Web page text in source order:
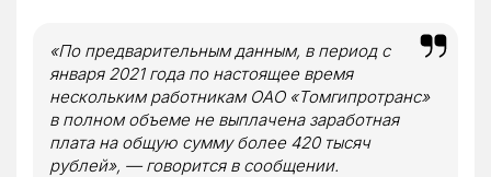
«По предварительным данным, в период с
января 2021 года по настоящее время
нескольким работникам ОАО «Томгипротранс»
в полном объеме не выплачена заработная
плата на общую сумму более 420 тысяч
рублей», — говорится в сообщении.